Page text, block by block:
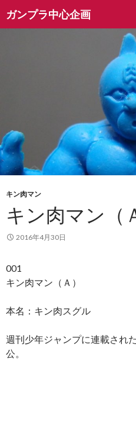
ガンプラ中心企画
索
プ
キン肉マン
キン肉マン（
2016年4月30日
001
キン肉マン（Ａ）
本名：キン肉スグル
週刊少年ジャンプに連載され
公。